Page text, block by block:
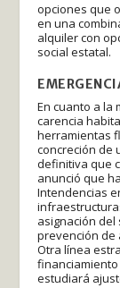
opciones que
en una
alquiler con
social estatal.
En cuanto a la
carencia
herramientas
concreción de
definitiva que
anunció que
Intendencias
asignación
prevención de
Otra línea
financiamiento
estudiará